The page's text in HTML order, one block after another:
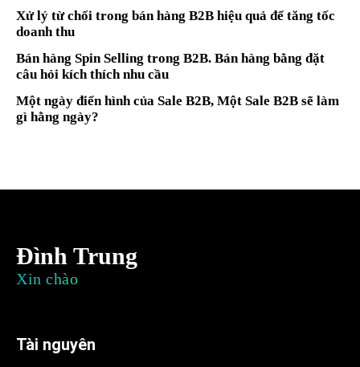
Xử lý từ chối trong bán hàng B2B hiệu quả để tăng tốc
doanh thu
Bán hàng Spin Selling trong B2B. Bán hàng bằng đặt
câu hỏi kích thích nhu cầu
Một ngày điển hình của Sale B2B, Một Sale B2B sẽ làm
gì hằng ngày?
Đình Trung
Xin chào
Tài nguyên